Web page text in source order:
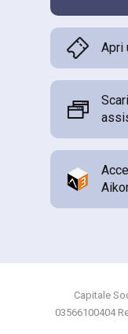
Apri
Capitale
03566100404